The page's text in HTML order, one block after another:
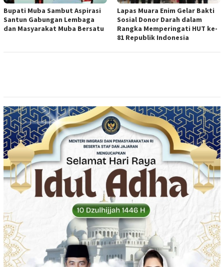
Bupati Muba Sambut Aspirasi
Santun Gabungan Lembaga
dan Masyarakat Muba Bersatu
Lapas Muara Enim Gelar Bakti
Sosial Donor Darah dalam
Rangka Memperingati HUT ke-
81 Republik Indonesia